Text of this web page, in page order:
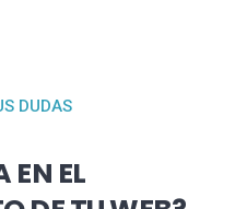
DUDAS
EN EL